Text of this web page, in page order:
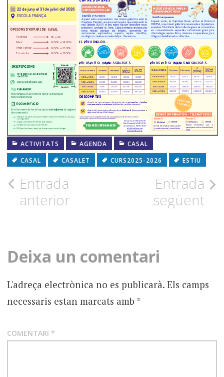
ACTIVITATS AGENDA
CASAL
CASAL
CASALET CURS2025-2026 ESTIU
Navegació
per
Entrada
anterior
Entrada
següent
Deixa un comentari
L'adreça electrònica no es publicarà. Els camps
necessaris estan marcats amb *
COMENTARI *